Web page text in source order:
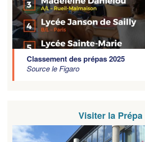
Classement des prépas 2025
Source le Figaro
Visiter la Prépa